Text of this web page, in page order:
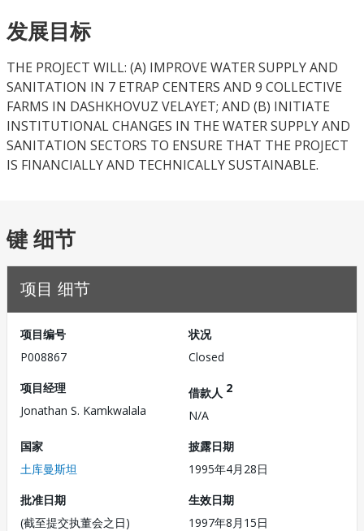
发展目标
THE PROJECT WILL: (A) IMPROVE WATER SUPPLY AND
SANITATION IN 7 ETRAP CENTERS AND 9 COLLECTIVE
FARMS IN DASHKHOVUZ VELAYET; AND (B) INITIATE
INSTITUTIONAL CHANGES IN THE WATER SUPPLY AND
SANITATION SECTORS TO ENSURE THAT THE PROJECT
IS FINANCIALLY AND TECHNICALLY SUSTAINABLE.
键 细节
项目 细节
项目编号
P008867
状况
Closed
项目经理
Jonathan S. Kamkwalala
借款人 2
N/A
国家
土库曼斯坦
披露日期
1995年4月28日
批准日期
(截至提交执董会之日)
生效日期
1997年8月15日